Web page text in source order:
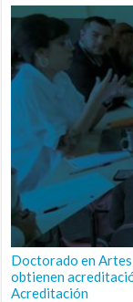
Doctorado en
obtienen
Acreditación